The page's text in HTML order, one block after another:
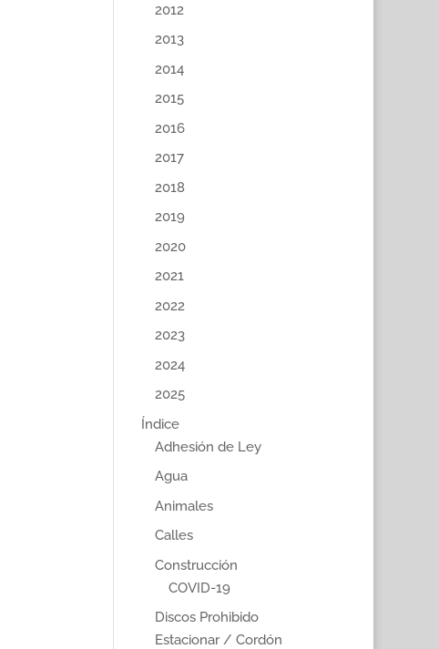
2012
2013
2014
2015
2016
2017
2018
2019
2020
2021
2022
2023
2024
2025
Índice
Adhesión de Ley
Agua
Animales
Calles
Construcción
COVID-19
Discos Prohibido
Estacionar / Cordón